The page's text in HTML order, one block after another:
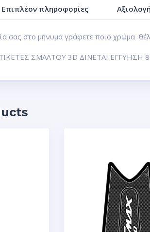
Επιπλέον πληροφορίες
σας στο μήνυμα γράφετε ποιο χρώμα
ΣΜΑΛΤΟΥ 3D ΔΙΝΕΤΑΙ ΕΓΓΥΗΣΗ